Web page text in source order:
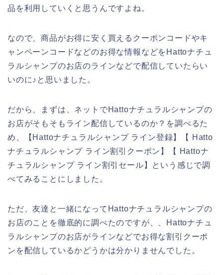
品を利用していくと思うんですよね。
なので、商品がお得に安く買えるクーポンコードやキ
ャンペーンコードなどのお得な情報などをHattoナチュ
ラルシャンプのお店のラインなどで配信していたらい
いのに♪と思いました。
だから、まずは、ネットでHattoナチュラルシャンプの
お店がそもそもライン配信しているのか？を調べるた
め、【Hattoナチュラルシャンプ ライン登録】【 Hatto
ナチュラルシャンプ ライン割引クーポン】【 Hattoナ
チュラルシャンプ ライン割引セール】という感じで調
べてみることにしました。
ただ、友達と一緒になってHattoナチュラルシャンプの
お店のことを徹底的に調べたのですが、、Hattoナチュ
ラルシャンプのお店がラインなどでお得な割引クーポ
ンを配信しているかどうかは分かりませんでした。